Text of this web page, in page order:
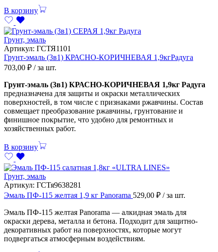
В корзину
Грунт, эмаль
Артикул: ГСТЯ1101
Грунт-эмаль (3в1) КРАСНО-КОРИЧНЕВАЯ 1,9кгРадуга
703,00 ₽ / за шт.
Грунт-эмаль (3в1) КРАСНО-КОРИЧНЕВАЯ 1,9кг Радуга
предназначена для защиты и окраски металлических
поверхностей, в том числе с признаками ржавчины. Состав
совмещает преобразование ржавчины, грунтование и
финишное покрытие, что удобно для ремонтных и
хозяйственных работ.
В корзину
Грунт, эмаль
Артикул: ГСТя9638281
Эмаль ПФ-115 желтая 1,9 кг Panorama 529,00 ₽ / за шт.
Эмаль ПФ-115 желтая Panorama — алкидная эмаль для
окраски дерева, металла и бетона. Подходит для защитно-
декоративных работ на поверхностях, которые могут
подвергаться атмосферным воздействиям.